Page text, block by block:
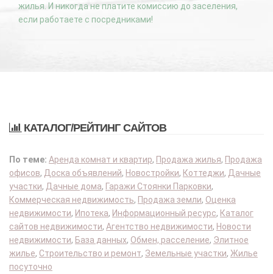
жилья. И никогда не платите комиссию до заселения,
если работаете с посредниками!
КАТАЛОГ/РЕЙТИНГ САЙТОВ
По теме: Аренда комнат и квартир, Продажа жилья, Продажа
офисов, Доска объявлений, Новостройки, Коттеджи, Дачные
участки, Дачные дома, Гаражи Стоянки Парковки,
Коммерческая недвижимость, Продажа земли, Оценка
недвижимости, Ипотека, Информационный ресурс, Каталог
сайтов недвижимости, Агентство недвижимости, Новости
недвижимости, База данных, Обмен, расселение, Элитное
жилье, Строительство и ремонт, Земельные участки, Жилье
посуточно